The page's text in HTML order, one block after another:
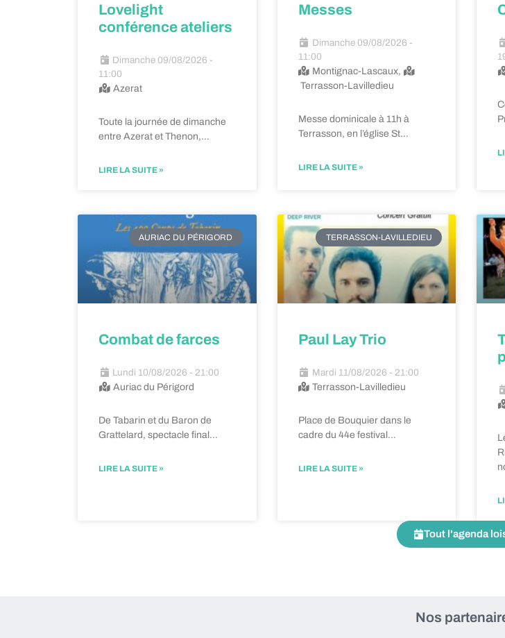
Lovelight
conférence ateliers
Dimanche 09/08/2026 -
11:00
Azerat
Toute la journée de dimanche
entre Azerat et Thenon,…
LIRE LA SUITE »
Messes
Dimanche 09/08/2026 -
11:00
Montignac-Lascaux,
Terrasson-Lavilledieu
Messe dominicale à 11h à
Terrasson, en l’église St…
LIRE LA SUITE »
AURIAC DU PÉRIGORD
Combat de farces
Lundi 10/08/2026 - 21:00
Auriac du Périgord
De Tabarin et du Baron de
Grattelard, spectacle final…
LIRE LA SUITE »
TERRASSON-LAVILLEDIEU
Paul Lay Trio
Mardi 11/08/2026 - 21:00
Terrasson-Lavilledieu
Place de Bouquier dans le
cadre du 44e festival…
LIRE LA SUITE »
Tout l'agenda
Nos